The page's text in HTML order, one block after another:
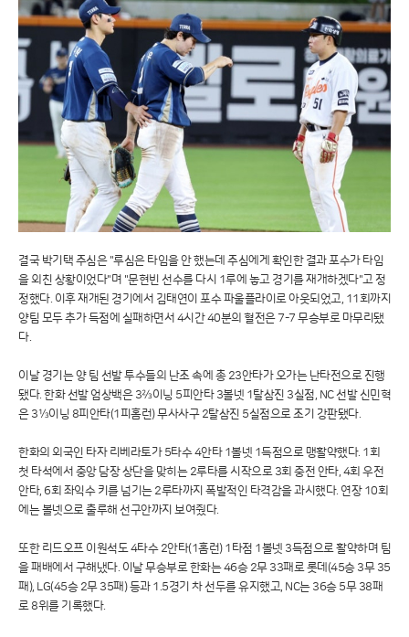
결국 박기택 주심은 "루심은 타임을 안 했는데 주심에게 확인한 결과 포수가 타임
을 외친 상황이었다"며 "문현빈 선수를 다시 1루에 놓고 경기를 재개하겠다"고 정
정했다. 이후 재개된 경기에서 김태연이 포수 파울플라이로 아웃되었고, 11회까지
양팀 모두 추가 득점에 실패하면서 4시간 40분의 혈전은 7-7 무승부로 마무리됐
다.
이날 경기는 양 팀 선발 투수들의 난조 속에 총 23안타가 오가는 난타전으로 진행
됐다. 한화 선발 엄상백은 3⅔이닝 5피안타 3볼넷 1탈삼진 3실점, NC 선발 신민혁
은 3⅓이닝 8피안타(1피홈런) 무사사구 2탈삼진 5실점으로 조기 강판됐다.
한화의 외국인 타자 리베라토가 5타수 4안타 1볼넷 1득점으로 맹활약했다. 1회
첫 타석에서 중앙 담장 상단을 맞히는 2루타를 시작으로 3회 중전 안타, 4회 우전
안타, 6회 좌익수 키를 넘기는 2루타까지 폭발적인 타격감을 과시했다. 연장 10회
에는 볼넷으로 출루해 선구안까지 보여줬다.
또한 리드오프 이원석도 4타수 2안타(1홈런) 1타점 1볼넷 3득점으로 활약하며 팀
을 패배에서 구해냈다. 이날 무승부로 한화는 46승 2무 33패로 롯데(45승 3무 35
패), LG(45승 2무 35패) 등과 1.5경기 차 선두를 유지했고, NC는 36승 5무 38패
로 8위를 기록했다.